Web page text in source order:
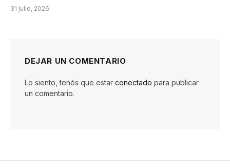
31 julio, 2026
DEJAR UN COMENTARIO
Lo siento, tenés que estar conectado para publicar
un comentario.